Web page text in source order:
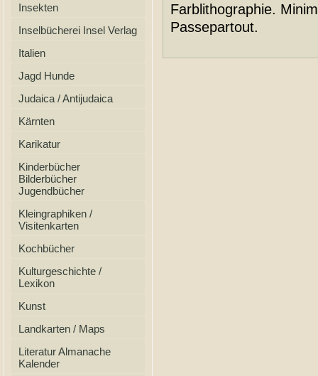
Insekten
Inselbücherei Insel Verlag
Italien
Jagd Hunde
Judaica / Antijudaica
Kärnten
Karikatur
Kinderbücher
Bilderbücher
Jugendbücher
Kleingraphiken /
Visitenkarten
Kochbücher
Kulturgeschichte /
Lexikon
Kunst
Landkarten / Maps
Literatur Almanache
Kalender
Farblithographie.
Passepartout.